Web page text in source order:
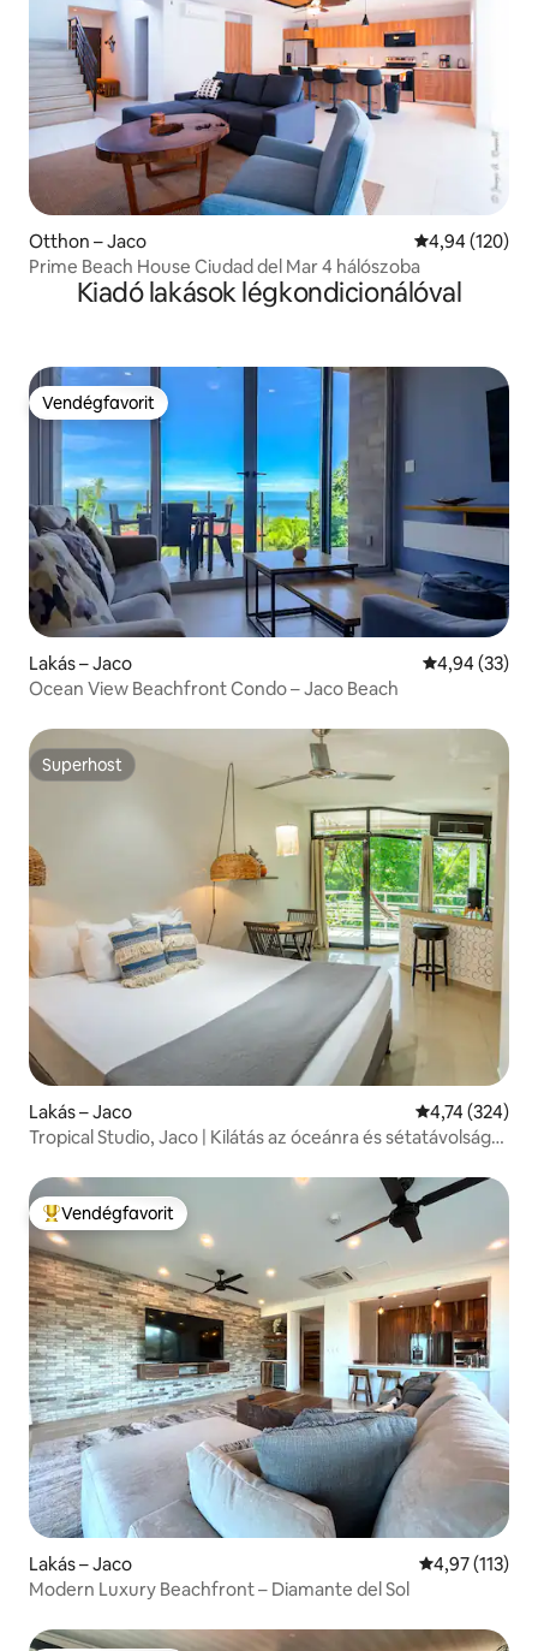
Otthon – Jaco Átlagos
4,94 (120)
Prime Beach House Ciudad del Mar 4 hálószoba
Kiadó lakások légkondicionálóval
Vendégfavorit
Vendégfavorit
Lakás – Jaco Átlagos
4,94 (33)
Ocean View Beachfront Condo – Jaco Beach
Superhost
Superhost
Lakás – Jaco Átlagos
4,74 (324)
Tropical Studio, Jaco | Kilátás az óceánra és sétatávolságra
Kiemelt vendégfavorit
Vendégfavorit
Lakás – Jaco Átlagos
4,97 (113)
Modern Luxury Beachfront – Diamante del Sol